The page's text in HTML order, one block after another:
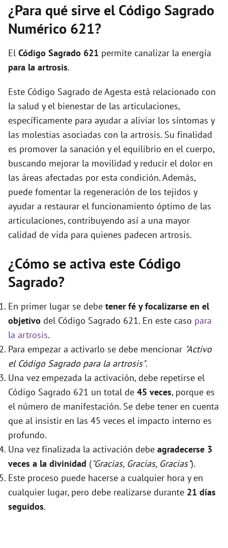
¿Para qué sirve el Código Sagrado
Numérico 621?
El Código Sagrado 621 permite canalizar la energía
para la artrosis.
Este Código Sagrado de Agesta está relacionado con
la salud y el bienestar de las articulaciones,
específicamente para ayudar a aliviar los síntomas y
las molestias asociadas con la artrosis. Su finalidad
es promover la sanación y el equilibrio en el cuerpo,
buscando mejorar la movilidad y reducir el dolor en
las áreas afectadas por esta condición. Además,
puede fomentar la regeneración de los tejidos y
ayudar a restaurar el funcionamiento óptimo de las
articulaciones, contribuyendo así a una mayor
calidad de vida para quienes padecen artrosis.
¿Cómo se activa este Código
Sagrado?
En primer lugar se debe tener fé y focalizarse en el
objetivo del Código Sagrado 621. En este caso para
la artrosis.
Para empezar a activarlo se debe mencionar "Activo
el Código Sagrado para la artrosis".
Una vez empezada la activación, debe repetirse el
Código Sagrado 621 un total de 45 veces, porque es
el número de manifestación. Se debe tener en cuenta
que al insistir en las 45 veces el impacto interno es
profundo.
Una vez finalizada la activación debe agradecerse 3
veces a la divinidad ("Gracias, Gracias, Gracias").
Este proceso puede hacerse a cualquier hora y en
cualquier lugar, pero debe realizarse durante 21 días
seguidos.